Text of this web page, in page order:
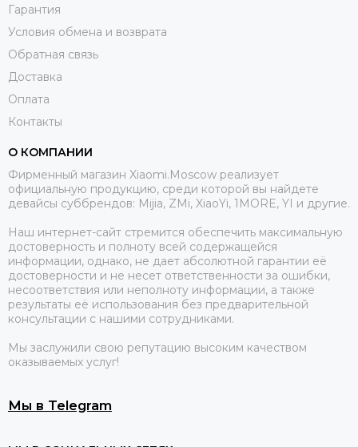
Гарантия
Условия обмена и возврата
Обратная связь
Доставка
Оплата
Контакты
О КОМПАНИИ
Фирменный магазин Xiaomi.Moscow реализует
официальную продукцию, среди которой вы найдете
девайсы суббрендов: Mijia, ZMi, XiaoYi, 1MORE, YI и другие.
Наш интернет-сайт стремится обеспечить максимальную
достоверность и полноту всей содержащейся
информации, однако, не дает абсолютной гарантии её
достоверности и не несет ответственности за ошибки,
несоответствия или неполноту информации, а также
результаты её использования без предварительной
консультации с нашими сотрудниками.
Мы заслужили свою репутацию высоким качеством
оказываемых услуг!
Мы в Telegram